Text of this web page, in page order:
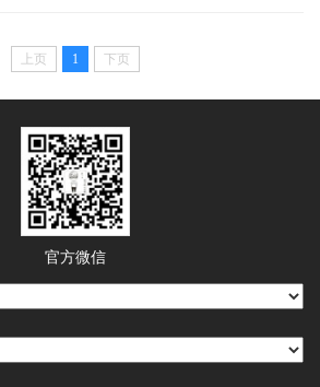
上页 1 下页
官方微信